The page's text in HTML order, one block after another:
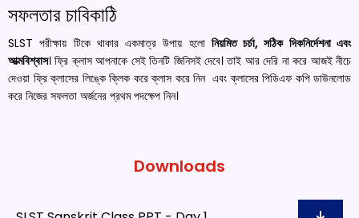
সফলতার চাবিকাঠি
SLST পরীক্ষায় টিকে থাকার একমাত্র উপায় হলো নিয়মিত চর্চা, সঠিক দিকনির্দেশনা এবং
আত্মবিশ্বাস। ফ্রি ক্লাস আপনাকে সেই তিনটি জিনিসই দেবে। তাই আর দেরি না করে আজই নীচে
দেওয়া ফ্রি ক্লাসের লিঙ্কে ক্লিক করে ক্লাস করে নিন এবং ক্লাসের পিডিএফ কপি ডাউনলোড
করে নিজের সফলতা অর্জনের প্রথম পদক্ষেপ নিন।
Downloads